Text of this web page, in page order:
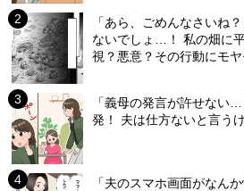
「あら、ごめんなさいね
ないでしょ…！ 私の畑に
視？悪意？その行動にモ
「義母の発言が許せない
発！ 夫は仕方ないと言う
「夫のスマホ画面がなん